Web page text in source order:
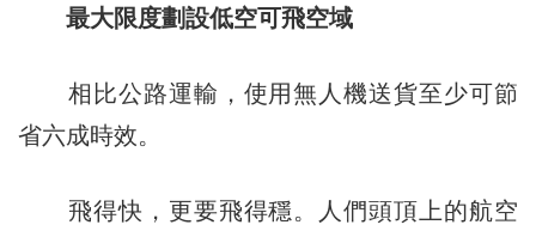
最大限度劃設低空可飛空域
相比公路運輸，使用無人機送貨至少可節
省六成時效。
飛得快，更要飛得穩。人們頭頂上的航空